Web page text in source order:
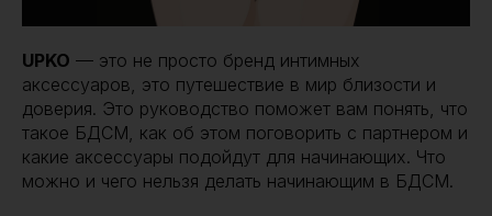
UPKO — это не просто бренд интимных
аксессуаров, это путешествие в мир близости и
доверия. Это руководство поможет вам понять, что
такое БДСМ, как об этом поговорить с партнером и
какие аксессуары подойдут для начинающих. Что
можно и чего нельзя делать начинающим в БДСМ.